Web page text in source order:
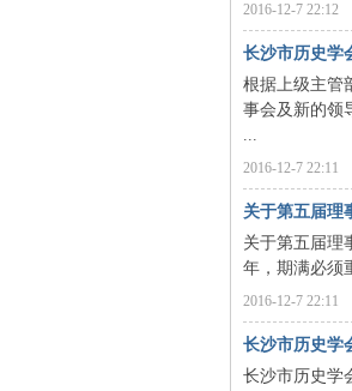
库
2016-12-7 22:12
长沙市历史学
根据上级主管
事会及新的领
...
2016-12-7 22:11
关于第五届理
关于第五届理
年，期满必须
2016-12-7 22:11
长沙市历史学
长沙市历史学